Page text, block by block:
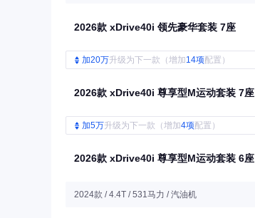
2026款 xDrive40i 领先豪华套装 7座
加20万升级为下一款（增加14项配置）
2026款 xDrive40i 尊享型M运动套装 7座
加5万升级为下一款（增加4项配置）
2026款 xDrive40i 尊享型M运动套装 6座
2024款 / 4.4T / 531马力 / 汽油机